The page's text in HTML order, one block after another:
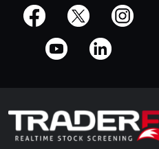
offizielle Social Media-Accounts